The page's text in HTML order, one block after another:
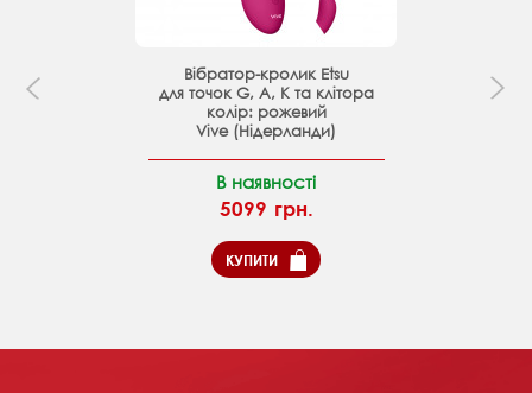
Вібратор-кролик Etsu
для точок G, A, K та клітора
колір: рожевий
Vive (Нідерланди)
В наявності
5099 грн.
КУПИТИ